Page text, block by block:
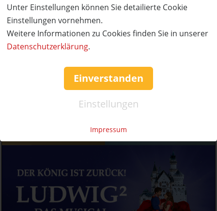
Unter Einstellungen können Sie detailierte Cookie
Einstellungen vornehmen.
Weitere Informationen zu Cookies finden Sie in unserer
Datenschutzerklärung.
Einverstanden
Einstellungen
Impressum